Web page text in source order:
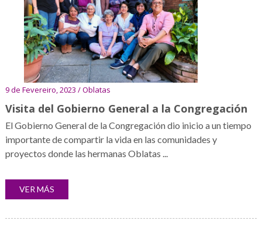
9 de Fevereiro, 2023 / Oblatas
Visita del Gobierno General a la Congregación
El Gobierno General de la Congregación dio inicio a un tiempo
importante de compartir la vida en las comunidades y
proyectos donde las hermanas Oblatas ...
VER MÁS